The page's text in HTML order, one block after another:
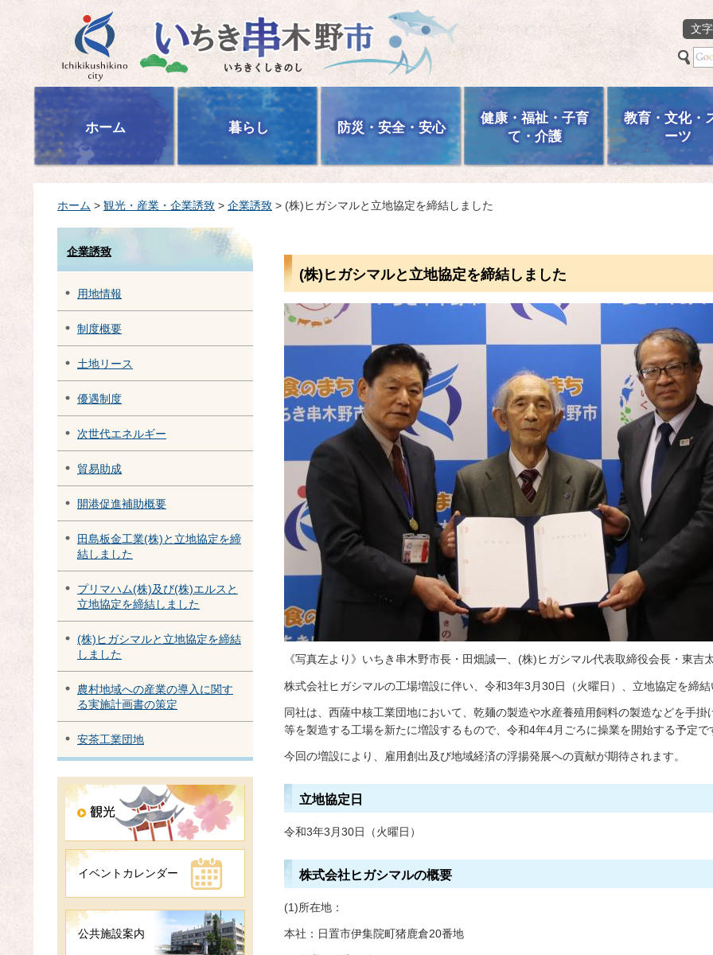
いちき串木野市
文
ホーム 暮らし 防災・安全・安心
健康・福祉・子育
て・介護
教育・文化・
ーツ
ホーム > 観光・産業・企業誘致 > 企業誘致 > (株)ヒガシマルと立地協定を締結しました
企業誘致
用地情報
制度概要
土地リース
優遇制度
次世代エネルギー
貿易助成
開港促進補助概要
田島板金工業(株)と立地協定を締
結しました
プリマハム(株)及び(株)エルスと
立地協定を締結しました
(株)ヒガシマルと立地協定を締結
しました
農村地域への産業の導入に関す
る実施計画書の策定
安茶工業団地
イベントカレンダー
公共施設案内
(株)ヒガシマルと立地協定を締結しました
《写真左より》いちき串木野市長・田畑誠一、(株)ヒガシマル代表取締役会長・東
株式会社ヒガシマルの工場増設に伴い、令和3年3月30日（火曜日）、立地協定を締
同社は、西薩中核工業団地において、乾麺の製造や水産養殖用飼料の製造などを手
等を製造する工場を新たに増設するもので、令和4年4月ごろに操業を開始する予定で
今回の増設により、雇用創出及び地域経済の浮揚発展への貢献が期待されます。
立地協定日
令和3年3月30日（火曜日）
株式会社ヒガシマルの概要
(1)所在地：
本社：日置市伊集院町猪鹿倉20番地